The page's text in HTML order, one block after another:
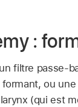
:
filtre passe-
ou
(qui est